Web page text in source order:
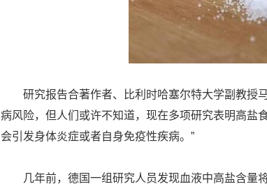
研究报告合著作者、比利时哈塞尔特大学副教授马
病风险，但人们或许不知道，现在多项研究表明高盐
会引发身体炎症或者自身免疫性疾病。”
几年前，德国一组研究人员发现血液中高盐含量